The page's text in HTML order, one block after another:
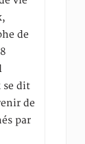
de
se dit
de
par